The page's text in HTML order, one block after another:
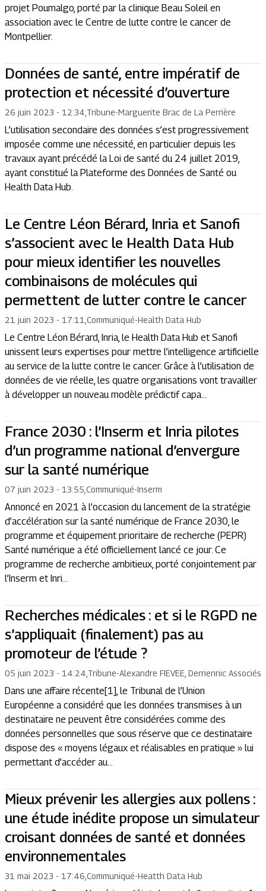
projet Poumalgo, porté par la clinique Beau Soleil en
association avec le Centre de lutte contre le cancer de
Montpellier.
Données de santé, entre impératif de
protection et nécessité d’ouverture
26 juin 2023 - 12:34 Tribune-Marguerite Brac de La Perrière
L’utilisation secondaire des données s’est progressivement
imposée comme une nécessité, en particulier depuis les
travaux ayant précédé la Loi de santé du 24 juillet 2019,
ayant constitué la Plateforme des Données de Santé ou
Health Data Hub.
Le Centre Léon Bérard, Inria et Sanofi
s’associent avec le Health Data Hub
pour mieux identifier les nouvelles
combinaisons de molécules qui
permettent de lutter contre le cancer
21 juin 2023 - 17:11 Communiqué-Health Data Hub
Le Centre Léon Bérard, Inria, le Health Data Hub et Sanofi
unissent leurs expertises pour mettre l’intelligence artificielle
au service de la lutte contre le cancer. Grâce à l’utilisation de
données de vie réelle, les quatre organisations vont travailler
à développer un nouveau modèle prédictif capa...
France 2030 : l’Inserm et Inria pilotes
d’un programme national d’envergure
sur la santé numérique
07 juin 2023 - 13:55 Communiqué-Inserm
Annoncé en 2021 à l’occasion du lancement de la stratégie
d’accélération sur la santé numérique de France 2030, le
programme et équipement prioritaire de recherche (PEPR)
Santé numérique a été officiellement lancé ce jour. Ce
programme de recherche ambitieux, porté conjointement par
l’Inserm et Inri...
Recherches médicales : et si le RGPD ne
s’appliquait (finalement) pas au
promoteur de l’étude ?
05 juin 2023 - 14:24 Tribune-Alexandre FIEVEE, Derriennic Associés
Dans une affaire récente[1], le Tribunal de l’Union
Européenne a considéré que les données transmises à un
destinataire ne peuvent être considérées comme des
données personnelles que sous réserve que ce destinataire
dispose des « moyens légaux et réalisables en pratique » lui
permettant d’accéder au...
Mieux prévenir les allergies aux pollens :
une étude inédite propose un simulateur
croisant données de santé et données
environnementales
31 mai 2023 - 17:46 Communiqué-Heatth Data Hub